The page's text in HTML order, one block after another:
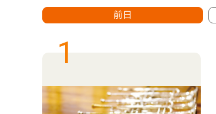
前日
1